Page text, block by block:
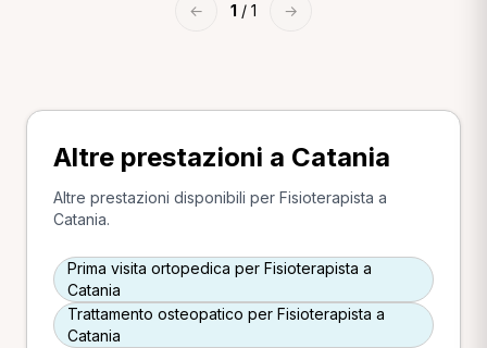
← 1 / 1 →
Altre prestazioni a Catania
Altre prestazioni disponibili per Fisioterapista a
Catania.
Prima visita ortopedica per Fisioterapista a
Catania
Trattamento osteopatico per Fisioterapista a
Catania